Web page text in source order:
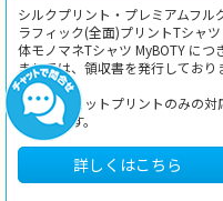
シルクプリント・プレミアムフル
ラフィック(全面)プリントTシャツ
体モノマネTシャツ MyBOTY につ
ましては、領収書を発行しており
せん。
インクジェットプリントのみの対
となります。
詳しくはこちら